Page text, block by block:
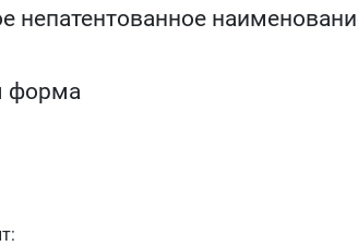
непатентованное
форма